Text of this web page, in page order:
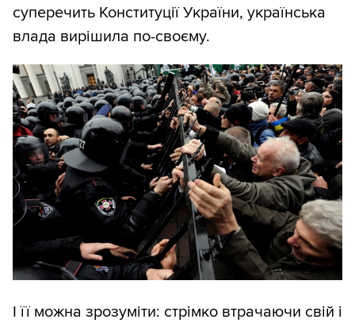
суперечить Конституції України, українська
влада вирішила по-своєму.
І її можна зрозуміти: стрімко втрачаючи свій і